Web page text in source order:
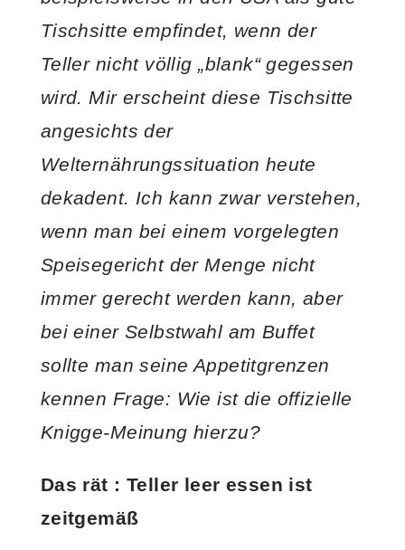
Tischsitte empfindet, wenn der
Teller nicht völlig „blank“ gegessen
wird. Mir erscheint diese Tischsitte
angesichts der
Welternährungssituation heute
dekadent. Ich kann zwar verstehen,
wenn man bei einem vorgelegten
Speisegericht der Menge nicht
immer gerecht werden kann, aber
bei einer Selbstwahl am Buffet
sollte man seine Appetitgrenzen
kennen Frage: Wie ist die offizielle
Knigge-Meinung hierzu?
Das rät : Teller leer essen ist
zeitgemäß